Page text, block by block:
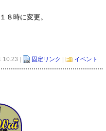
８時に変更。
10:23 | 固定リンク | イベント